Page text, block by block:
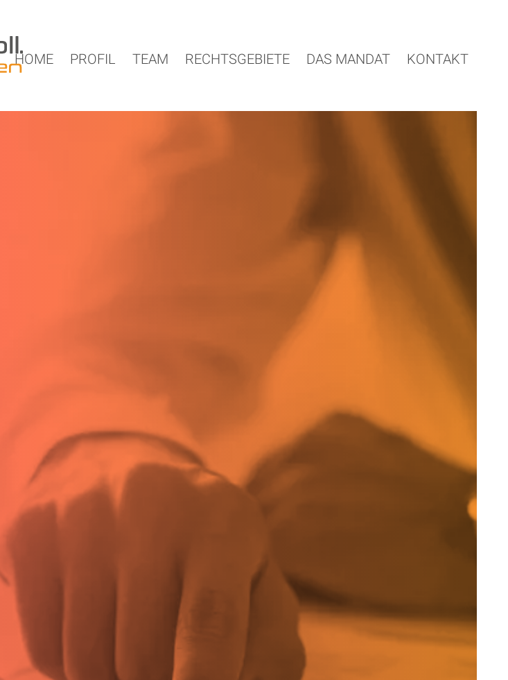
HOME PROFIL TEAM RECHTSGEBIETE DAS MANDAT KONTAKT